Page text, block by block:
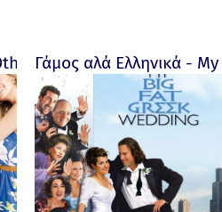
Woman – 2014
Γάμος αλά Ελληνικά -